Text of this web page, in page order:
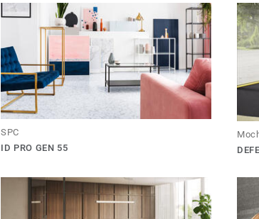
SPC
ID PRO GEN 55